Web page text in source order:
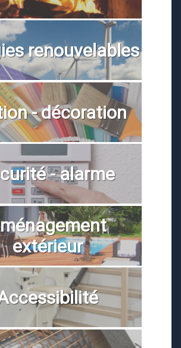
renouvelables
- décoration
- alarme
extérieur